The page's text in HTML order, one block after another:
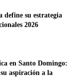
define su estrategia
2026
en Santo Domingo:
aspiración a la